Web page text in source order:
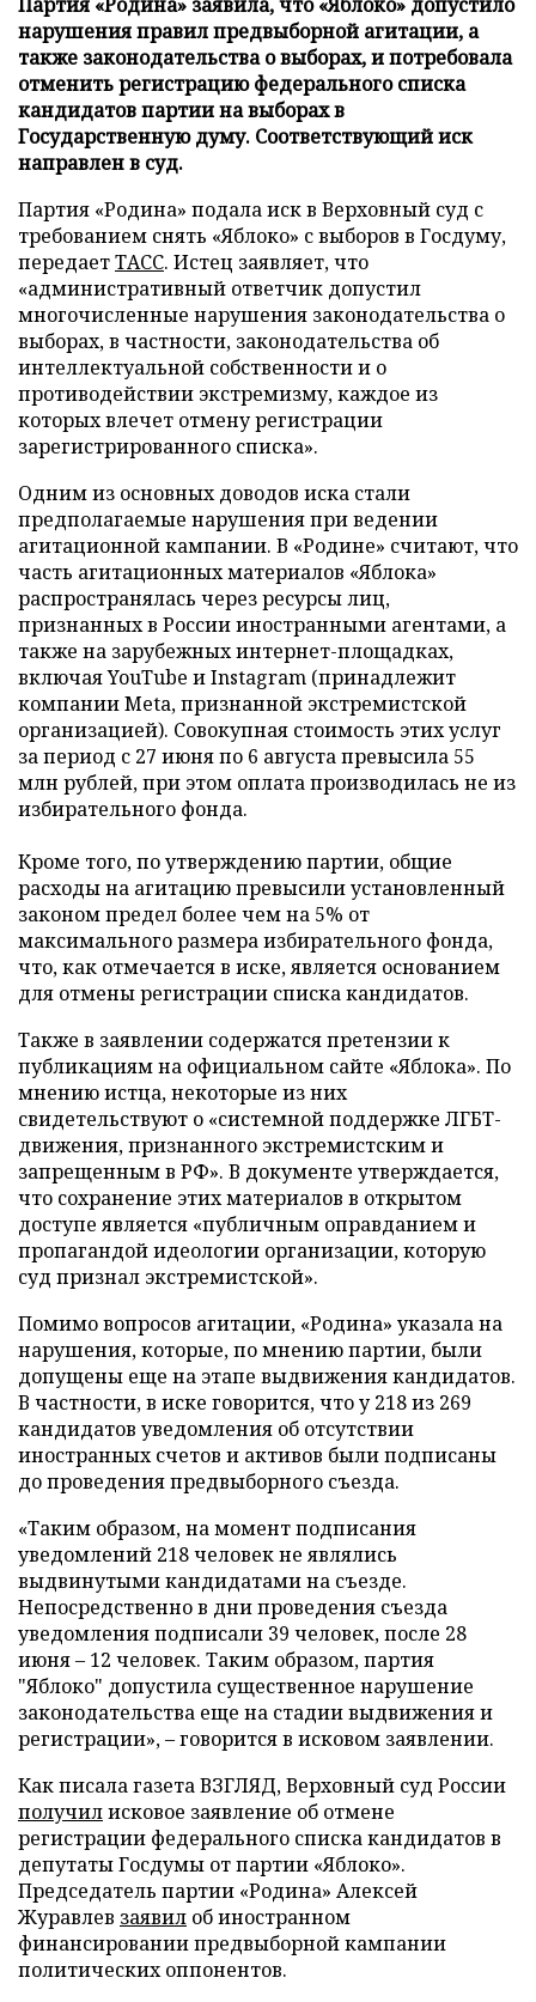
нарушения правил предвыборной агитации, а
также законодательства о выборах, и потребовала
отменить регистрацию федерального списка
кандидатов партии на выборах в
Государственную думу. Соответствующий иск
направлен в суд.
Партия «Родина» подала иск в Верховный суд с
требованием снять «Яблоко» с выборов в Госдуму,
передаетТАСС. Истец заявляет, что
«административный ответчик допустил
многочисленные нарушения законодательства о
выборах, в частности, законодательства об
интеллектуальной собственности и о
противодействии экстремизму, каждое из
которых влечет отмену регистрации
зарегистрированного списка».
Одним из основных доводов иска стали
предполагаемые нарушения при ведении
агитационной кампании. В «Родине» считают, что
часть агитационных материалов «Яблока»
распространялась через ресурсы лиц,
признанных в России иностранными агентами, а
также на зарубежных интернет-площадках,
включая YouTube и Instagram (принадлежит
компании Meta, признанной экстремистской
организацией). Совокупная стоимость этих услуг
за период с 27 июня по 6 августа превысила 55
млн рублей, при этом оплата производилась не из
избирательного фонда.
Кроме того, по утверждению партии, общие
расходы на агитацию превысили установленный
законом предел более чем на 5% от
максимального размера избирательного фонда,
что, как отмечается в иске, является основанием
для отмены регистрации списка кандидатов.
Также в заявлении содержатся претензии к
публикациям на официальном сайте «Яблока». По
мнению истца, некоторые из них
свидетельствуют о «системной поддержке ЛГБТ-
движения, признанного экстремистским и
запрещенным в РФ». В документе утверждается,
что сохранение этих материалов в открытом
доступе является «публичным оправданием и
пропагандой идеологии организации, которую
суд признал экстремистской».
Помимо вопросов агитации, «Родина» указала на
нарушения, которые, по мнению партии, были
допущены еще на этапе выдвижения кандидатов.
В частности, в иске говорится, что у 218 из 269
кандидатов уведомления об отсутствии
иностранных счетов и активов были подписаны
до проведения предвыборного съезда.
«Таким образом, на момент подписания
уведомлений 218 человек не являлись
выдвинутыми кандидатами на съезде.
Непосредственно в дни проведения съезда
уведомления подписали 39 человек, после 28
июня – 12 человек. Таким образом, партия
"Яблоко" допустила существенное нарушение
законодательства еще на стадии выдвижения и
регистрации», – говорится в исковом заявлении.
Как писала газета ВЗГЛЯД, Верховный суд России
получилисковое заявление об отмене
регистрации федерального списка кандидатов в
депутаты Госдумы от партии «Яблоко».
Председатель партии «Родина» Алексей
Журавлев заявил об иностранном
финансировании предвыборной кампании
политических оппонентов.